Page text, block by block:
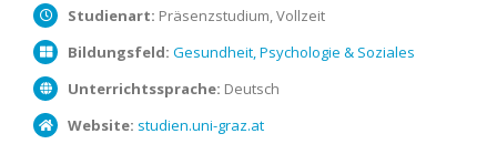
Studienart: Präsenzstudium, Vollzeit
Bildungsfeld: Gesundheit, Psychologie & Soziales
Unterrichtssprache: Deutsch
Website: studien.uni-graz.at